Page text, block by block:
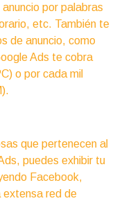
por palabras
etc. También te
de anuncio, como
Ads te cobra
o por cada mil
que pertenecen al
puedes exhibir tu
Facebook,
extensa red de